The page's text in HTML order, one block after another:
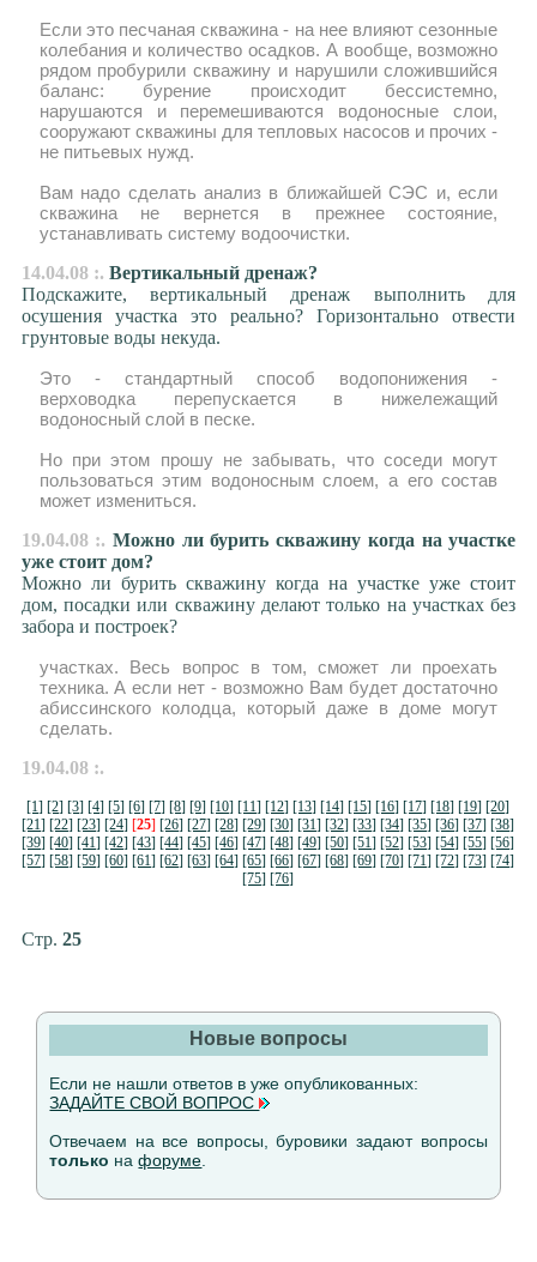
Если это песчаная скважина - на нее влияют сезонные
колебания и количество осадков. А вообще, возможно
рядом пробурили скважину и нарушили сложившийся
баланс: бурение происходит бессистемно,
нарушаются и перемешиваются водоносные слои,
сооружают скважины для тепловых насосов и прочих -
не питьевых нужд.
Вам надо сделать анализ в ближайшей СЭС и, если
скважина не вернется в прежнее состояние,
устанавливать систему водоочистки.
14.04.08 :. Вертикальный дренаж?
Подскажите, вертикальный дренаж выполнить для
осушения участка это реально? Горизонтально отвести
грунтовые воды некуда.
Это - стандартный способ водопонижения -
верховодка перепускается в нижележащий
водоносный слой в песке.
Но при этом прошу не забывать, что соседи могут
пользоваться этим водоносным слоем, а его состав
может измениться.
19.04.08 :. Можно ли бурить скважину когда на участке
уже стоит дом?
Можно ли бурить скважину когда на участке уже стоит
дом, посадки или скважину делают только на участках без
забора и построек?
участках. Весь вопрос в том, сможет ли проехать
техника. А если нет - возможно Вам будет достаточно
абиссинского колодца, который даже в доме могут
сделать.
19.04.08 :.
[1] [2] [3] [4] [5] [6] [7] [8] [9] [10] [11] [12] [13] [14] [15] [16] [17] [18] [19] [20]
[21] [22] [23] [24] [25] [26] [27] [28] [29] [30] [31] [32] [33] [34] [35] [36] [37] [38]
[39] [40] [41] [42] [43] [44] [45] [46] [47] [48] [49] [50] [51] [52] [53] [54] [55] [56]
[57] [58] [59] [60] [61] [62] [63] [64] [65] [66] [67] [68] [69] [70] [71] [72] [73] [74]
[75] [76]
Стр. 25
Новые вопросы
Если не нашли ответов в уже опубликованных:
ЗАДАЙТЕ СВОЙ ВОПРОС
Отвечаем на все вопросы, буровики задают вопросы
только нафоруме